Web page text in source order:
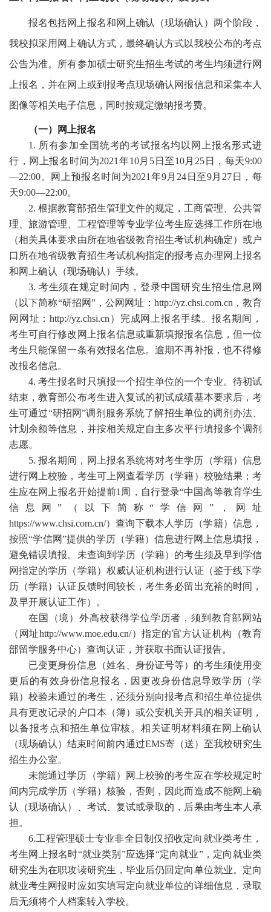
报名包括网上报名和网上确认（现场确认）两个阶段，
我校拟采用 网上确认方式，最终确认方式以我校公布的考点
公告为准。所有参加硕士研究生招生考试的考生均须进行网
上报名，并在网上或到报考点现场确认网报信息和采集本人
图像等相关电子信息，同时按规定缴纳报考费。
（一）网上报名
1. 所有参加全国统考的考试报名均以网上报名形式进
行，网上报名时间为2021年10月5日至10月25日，每天9:00
—22:00。网上预报名时间为2021年9月24日至9月27日，每
天9:00—22:00。
2. 根据教育部招生管理文件的规定，工商管理、公共管
理、旅游管理、工程管理等专业学位考生应选择工作所在地
（相关具体要求由所在地省级教育招生考试机构确定）或户
口所在地省级教育招生考试机构指定的报考点办理网上报名
和网上确认（现场确认）手续。
3. 考生须在规定时间内，登录中国研究生招生信息网
（以下简称“研招网”，公网网址：http://yz.chsi.com.cn，教育
网网址：http://yz.chsi.cn）完成网上报名手续。报名期间，
考生可自行修改网上报名信息或重新填报报名信息，但一位
考生只能保留一条有效报名信息。逾期不再补报，也不得修
改报名信息。
4. 考生报名时只填报一个招生单位的一个专业。待初试
结束，教育部公布考生进入复试的初试成绩基本要求后，考
生可通过“研招网”调剂服务系统了解招生单位的调剂办法、
计划余额等信息，并按相关规定自主多次平行填报多个调剂
志愿。
5. 报名期间，网上报名系统将对考生学历（学籍）信息
进行网上校验，考生可上网查看学历（学籍）校验结果；考
生应在网上报名开始提前1周，自行登录“中国高等教育学生
信息网”（以下简称“学信网”，网址
https://www.chsi.com.cn/）查询下载本人学历（学籍）信息，
按照“学信网”提供的学历（学籍）信息进行网上信息填报，
避免错误填报。未查询到学历（学籍）的考生须及早到学信
网指定的学历（学籍）权威认证机构进行认证（鉴于线下学
历（学籍）认证反馈时间较长，考生务必留出充裕的时间，
及早开展认证工作）。
在国（境）外高校获得学位学历者，须到教育部网站
（网址http://www.moe.edu.cn/）指定的官方认证机构（教育
部留学服务中心）查询认证，并获取书面认证报告。
已变更身份信息（姓名、身份证号等）的考生须使用变
更后的有效身份信息报名，因更改身份信息导致学历（学
籍）校验未通过的考生，还须分别向报考点和招生单位提供
具有更改记录的户口本（簿）或公安机关开具的相关证明，
以备报考点和招生单位审核。相关证明材料须在网上确认
（现场确认）结束时间前内通过EMS寄（送）至我校研究生
招生办公室。
未能通过学历（学籍）网上校验的考生应在学校规定时
间内完成学历（学籍）核验，否则，因此而造成不能网上确
认（现场确认）、考试、复试或录取的，后果由考生本人承
担。
6.工程管理硕士专业非全日制仅招收定向就业类考生，
考生网上报名时“就业类别”应选择“定向就业”， 定向就业类
研究生为在职攻读研究生，毕业后仍回定向单位就业。定向
就业考生网报时应如实填写定向就业单位的详细信息 ，录取
后无须将个人档案转入学校。